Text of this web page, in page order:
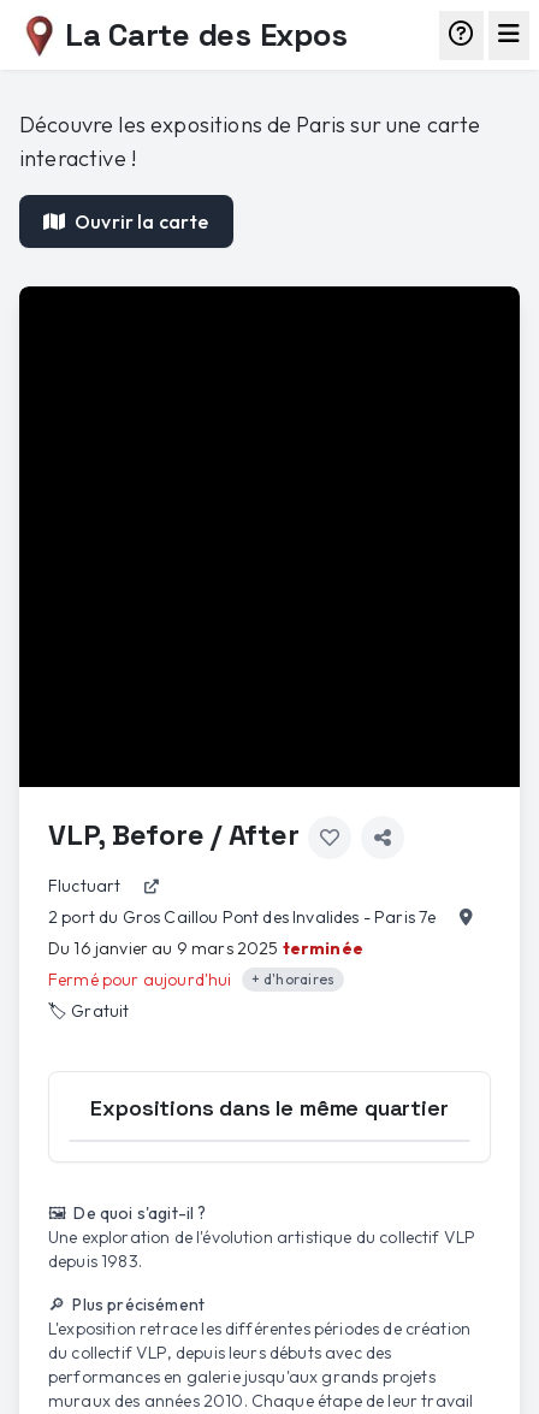
La Carte des Expos
Découvre les expositions de Paris sur une carte
interactive !
Ouvrir la carte
VLP, Before / After
Fluctuart
2 port du Gros Caillou Pont des Invalides - Paris 7e
Du 16 janvier au 9 mars 2025 terminée
Fermé pour aujourd'hui
+ d'horaires
🏷️ Gratuit
Expositions dans le même quartier
🖼️ De quoi s'agit-il ?
Une exploration de l'évolution artistique du collectif VLP
depuis 1983.
🔎 Plus précisément
L'exposition retrace les différentes périodes de création
du collectif VLP, depuis leurs débuts avec des
performances en galerie jusqu'aux grands projets
muraux des années 2010. Chaque étape de leur travail